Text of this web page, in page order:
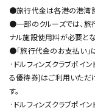
●旅行代金は各港の港湾
●一部のクルーズでは、
ナル施設使用料が必要とな
●「旅行代金のお支払い」
·ドルフィンズクラブポイ
る優待券)はご利用いただ
す。
·ドルフィンズクラブポイ